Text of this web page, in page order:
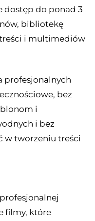
dostęp do ponad 3
bibliotekę
i multimediów
profesjonalnych
bez
i
i bez
w tworzeniu treści
filmy, które